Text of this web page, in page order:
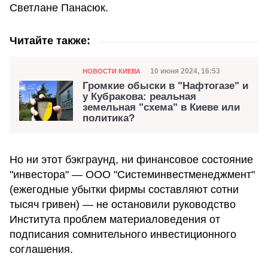
Светлане Панасюк.
Читайте также:
Категория
НОВОСТИ КИЕВА Дата публикации
10 июня 2024, 16:53
Громкие обыски в "Нафтогазе" и
у Кубракова: реальная
земельная "схема" в Киеве или
политика?
Но ни этот бэкграунд, ни финансовое состояние
"инвестора" — ООО "Системинвестменеджмент"
(ежегодные убытки фирмы составляют сотни
тысяч гривен) — не остановили руководство
Института проблем материаловедения от
подписания сомнительного инвестиционного
соглашения.